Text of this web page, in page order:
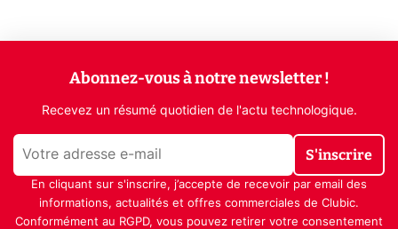
Abonnez-vous à notre newsletter !
Recevez un résumé quotidien de l'actu technologique.
S'inscrire
En cliquant sur s'inscrire, j’accepte de recevoir par email des
informations, actualités et offres commerciales de Clubic.
Conformément au RGPD, vous pouvez retirer votre consentement